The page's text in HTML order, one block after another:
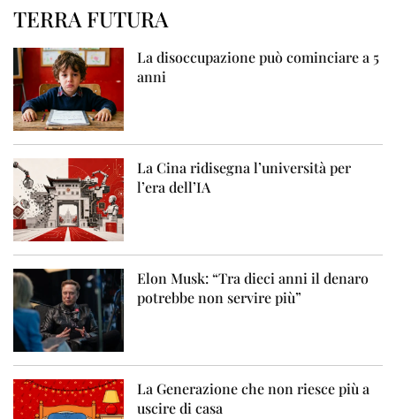
TERRA FUTURA
La disoccupazione può cominciare a 5
anni
La Cina ridisegna l’università per
l’era dell’IA
Elon Musk: “Tra dieci anni il denaro
potrebbe non servire più”
La Generazione che non riesce più a
uscire di casa